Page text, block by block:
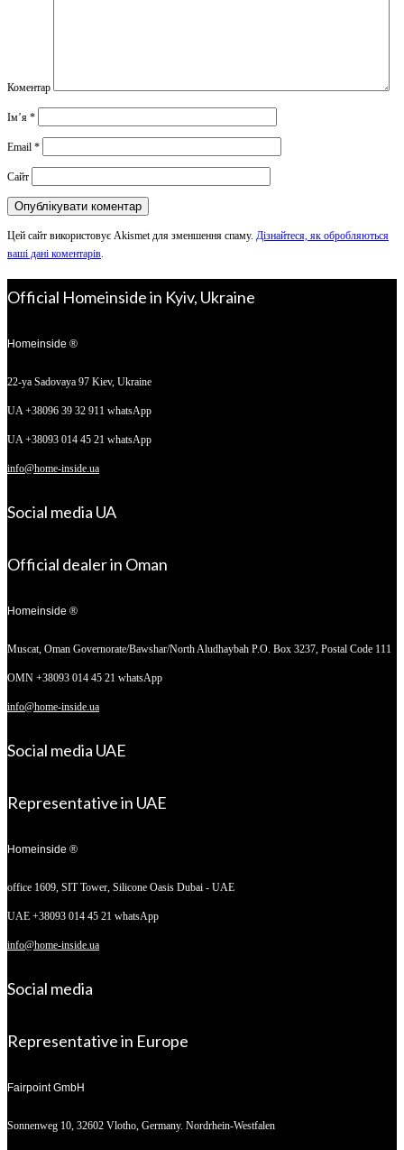
Коментар
Ім’я *
Email *
Сайт
Цей сайт використовує Akismet для зменшення спаму. Дізнайтеся, як обробляються
ваші дані коментарів.
Official Homeinside in Kyiv, Ukraine
Homeinside ®
22-ya Sadovaya 97 Kiev, Ukraine
UA +38096 39 32 911 whatsApp
UA +38093 014 45 21 whatsApp
info@home-inside.ua
Social media UA
Official dealer in Oman
Homeinside ®
Muscat, Oman Governorate/Bawshar/North Aludhaybah P.O. Box 3237, Postal Code 111
OMN +38093 014 45 21 whatsApp
info@home-inside.ua
Social media UAE
Representative in UAE
Homeinside ®
office 1609, SIT Tower, Silicone Oasis Dubai - UAE
UAE +38093 014 45 21 whatsApp
info@home-inside.ua
Social media
Representative in Europe
Fairpoint GmbH
Sonnenweg 10, 32602 Vlotho, Germany. Nordrhein-Westfalen